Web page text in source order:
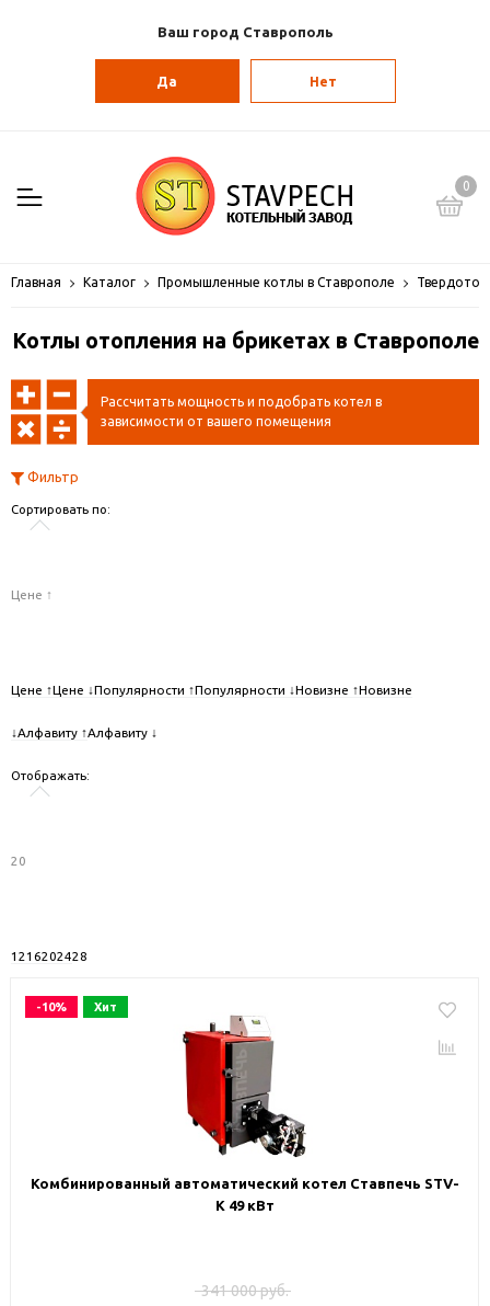
Ваш город Ставрополь
Да Нет
0
Главная Каталог Промышленные котлы в Ставрополе
Котлы отопления на брикетах в Ставрополе
Рассчитать мощность и подобрать котел в
зависимости от вашего помещения
Фильтр
Сортировать по:
Цене ↑
Цене ↑Цене ↓Популярности ↑Популярности ↓Новизне ↑Новизне
↓Алфавиту ↑Алфавиту ↓
Отображать:
20
12 16202428
-10% Хит
Комбинированный автоматический котел Ставпечь STV-
К 49 кВт
341 000 руб.